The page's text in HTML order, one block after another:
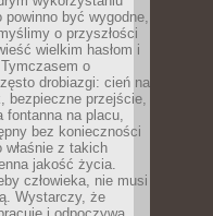
powinno być wygodne,
o przyszłości
wielkim hasłom i
o
drobiazgi: cień na
bezpieczne przejście,
fontanna na placu,
bez konieczności
właśnie z takich
jakość życia.
człowieka, nie musi
Wystarczy, że